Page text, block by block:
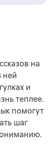
на
ней
и
теплее.
помогут
шаг